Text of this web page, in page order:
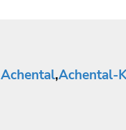
Achental,Achental-